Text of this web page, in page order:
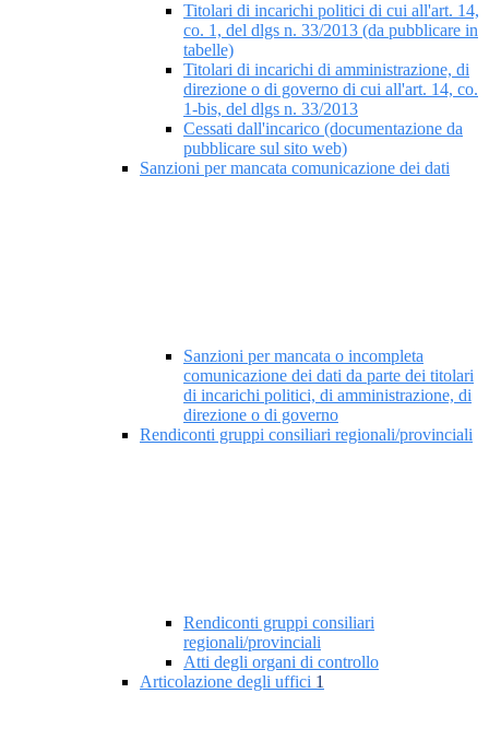
Titolari di incarichi politici di cui all'art. 14,
co. 1, del dlgs n. 33/2013 (da pubblicare in
tabelle)
Titolari di incarichi di amministrazione, di
direzione o di governo di cui all'art. 14, co.
1-bis, del dlgs n. 33/2013
Cessati dall'incarico (documentazione da
pubblicare sul sito web)
Sanzioni per mancata comunicazione dei dati
Sanzioni per mancata o incompleta
comunicazione dei dati da parte dei titolari
di incarichi politici, di amministrazione, di
direzione o di governo
Rendiconti gruppi consiliari regionali/provinciali
Rendiconti gruppi consiliari
regionali/provinciali
Atti degli organi di controllo
Articolazione degli uffici 1